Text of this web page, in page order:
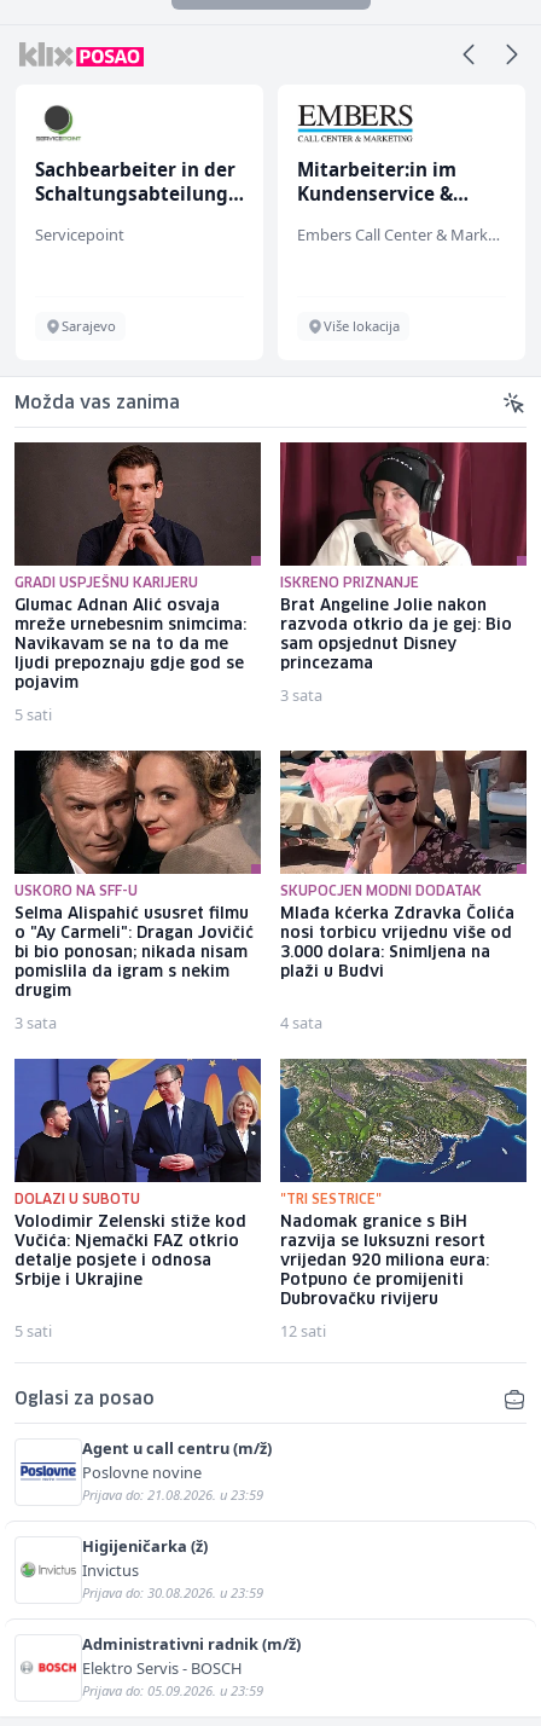
Sachbearbeiter in der
Schaltungsabteilung
Servicepoint
Sarajevo
Mitarbeiter:in im
Kundenservice &
Embers Call Center & Marketing
Više lokacija
Možda vas zanima
GRADI USPJEŠNU KARIJERU
Glumac Adnan Alić osvaja
mreže urnebesnim snimcima:
Navikavam se na to da me
ljudi prepoznaju gdje god se
pojavim
5 sati
ISKRENO PRIZNANJE
Brat Angeline Jolie nakon
razvoda otkrio da je gej: Bio
sam opsjednut Disney
princezama
3 sata
USKORO NA SFF-U
Selma Alispahić ususret filmu
o "Ay Carmeli": Dragan Jovičić
bi bio ponosan; nikada nisam
pomislila da igram s nekim
drugim
3 sata
SKUPOCJEN MODNI DODATAK
Mlađa kćerka Zdravka Čolića
nosi torbicu vrijednu više od
3.000 dolara: Snimljena na
plaži u Budvi
4 sata
DOLAZI U SUBOTU
Volodimir Zelenski stiže kod
Vučića: Njemački FAZ otkrio
detalje posjete i odnosa
Srbije i Ukrajine
5 sati
"TRI SESTRICE"
Nadomak granice s BiH
razvija se luksuzni resort
vrijedan 920 miliona eura:
Potpuno će promijeniti
Dubrovačku rivijeru
12 sati
Oglasi za posao
Agent u call centru (m/ž)
Poslovne novine
Prijava do: 21.08.2026. u 23:59
Higijeničarka (ž)
Invictus
Prijava do: 30.08.2026. u 23:59
Administrativni radnik (m/ž)
Elektro Servis - BOSCH
Prijava do: 05.09.2026. u 23:59